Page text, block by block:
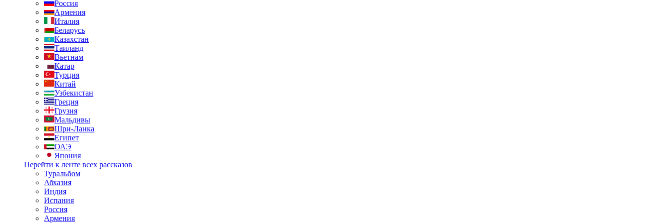
Россия
Армения
Италия
Беларусь
Казахстан
Таиланд
Вьетнам
Катар
Турция
Китай
Узбекистан
Греция
Грузия
Мальдивы
Шри-Ланка
Египет
ОАЭ
Япония
Перейти к ленте всех рассказов
Туральбом
Абхазия
Индия
Испания
Россия
Армения